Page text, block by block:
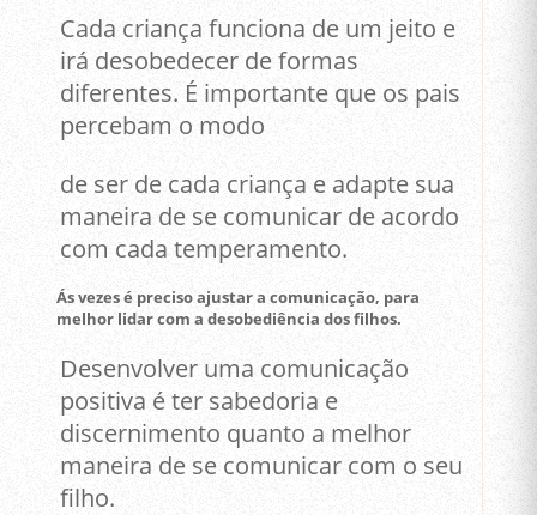
Cada criança funciona de um jeito e
irá desobedecer de formas
diferentes. É importante que os pais
percebam o modo
de ser de cada criança e adapte sua
maneira de se comunicar de acordo
com cada temperamento.
Ás vezes é preciso ajustar a comunicação, para
melhor lidar com a desobediência dos filhos.
Desenvolver uma comunicação
positiva é ter sabedoria e
discernimento quanto a melhor
maneira de se comunicar com o seu
filho.